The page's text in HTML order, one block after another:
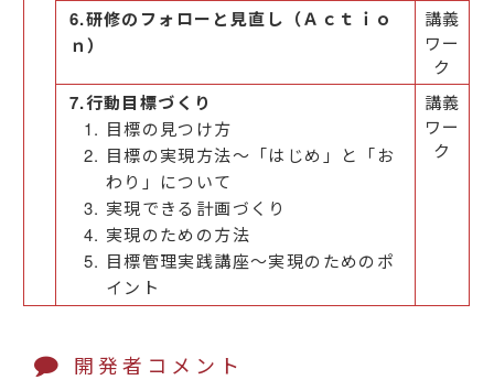
6.研修のフォローと見直し（Ａｃｔｉｏ
ｎ）
講義
ワー
ク
7.行動目標づくり
目標の見つけ方
目標の実現方法～「はじめ」と「お
わり」について
実現できる計画づくり
実現のための方法
目標管理実践講座～実現のためのポ
イント
講義
ワー
ク
開発者コメント